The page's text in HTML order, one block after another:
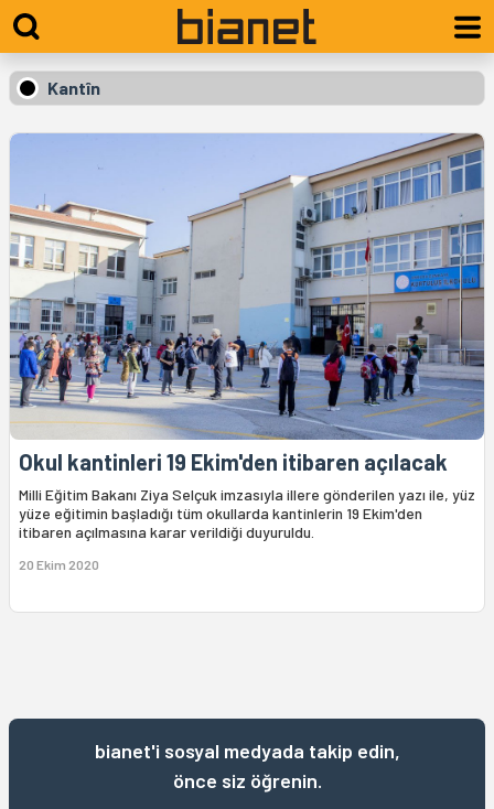
Kantîn
Okul kantinleri 19 Ekim'den itibaren açılacak
Milli Eğitim Bakanı Ziya Selçuk imzasıyla illere gönderilen yazı ile, yüz
yüze eğitimin başladığı tüm okullarda kantinlerin 19 Ekim'den
itibaren açılmasına karar verildiği duyuruldu.
20 Ekim 2020
bianet'i sosyal medyada takip edin,
önce siz öğrenin.